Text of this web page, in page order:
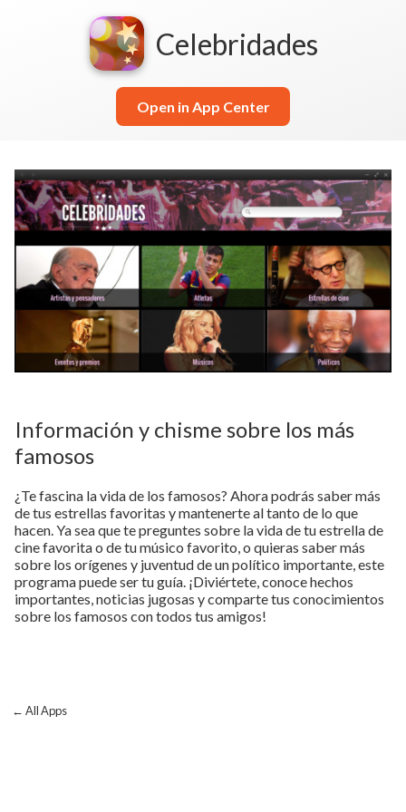
Celebridades
Open in App Center
Información y chisme sobre los más
famosos
¿Te fascina la vida de los famosos? Ahora podrás saber más
de tus estrellas favoritas y mantenerte al tanto de lo que
hacen. Ya sea que te preguntes sobre la vida de tu estrella de
cine favorita o de tu músico favorito, o quieras saber más
sobre los orígenes y juventud de un político importante, este
programa puede ser tu guía. ¡Diviértete, conoce hechos
importantes, noticias jugosas y comparte tus conocimientos
sobre los famosos con todos tus amigos!
← All Apps